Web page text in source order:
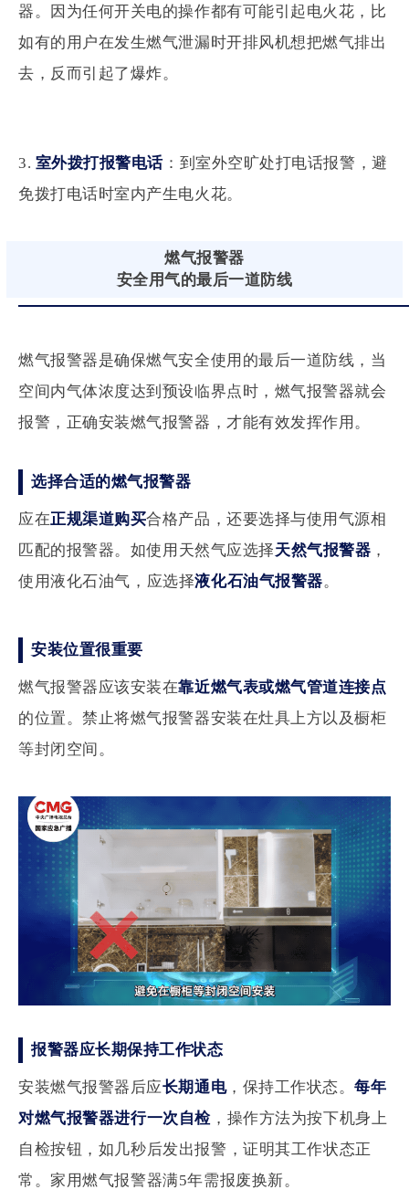
器。因为任何开关电的操作都有可能引起电火花，比
如有的用户在发生燃气泄漏时开排风机想把燃气排出
去，反而引起了爆炸。
3. 室外拨打报警电话 ：到室外空旷处打电话报警，避
免拨打电话时室内产生电火花。
燃气报警器
安全用气的最后一道防线
燃气报警器是确保燃气安全使用的最后一道防线， 当
空间内气体浓度达到预设临界点时， 燃气报警器就会
报警， 正确安装燃气报警器， 才能有效发挥作用。
选择合适的燃气报警器
应在正规渠道购买合格产品，还要选择与使用气源相
匹配的报警器。 如使用天然气应选择天然气报警器 ，
使用液化石油气，应选择液化石油气报警器。
安装位置很重要
燃气报警器应该安装在靠近燃气表或燃气管道连接点
的位置。禁止将燃气报警器安装在灶具上方以及橱柜
等封闭空间。
报警器应长期保持工作状态
安装燃气报警器后应长期通电，保持工作状态。每年
对燃气报警器进行一次自检，操作方法为按下机身上
自检按钮，如几秒后发出报警，证明其工作状态正
常。家用燃气报警器满5年需报废换新。